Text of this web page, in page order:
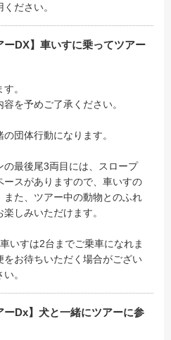
ださい。
ーDX】車いすに乗ってツアー
。
を予めご了承ください。
団体行動になります。
の最後尾3両目には、スロープ
ースがありますので、車いすの
また、ツアー中の動物とのふれ
しみいただけます。
いすは2台までご乗車になれま
をお待ちいただく場合がござい
。
ーDx】犬と一緒にツアーに参